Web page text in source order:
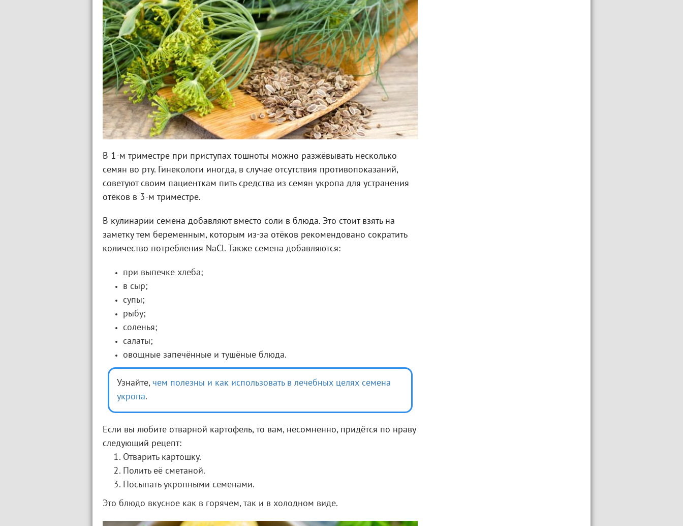
В 1-м триместре при приступах тошноты можно разжёвывать несколько
семян во рту. Гинекологи иногда, в случае отсутствия противопоказаний,
советуют своим пациенткам пить средства из семян укропа для устранения
отёков в 3-м триместре.
В кулинарии семена добавляют вместо соли в блюда. Это стоит взять на
заметку тем беременным, которым из-за отёков рекомендовано сократить
количество потребления NaCl. Также семена добавляются:
при выпечке хлеба;
в сыр;
супы;
рыбу;
соленья;
салаты;
овощные запечённые и тушёные блюда.
Узнайте, чем полезны и как использовать в лечебных целях семена
укропа.
Если вы любите отварной картофель, то вам, несомненно, придётся по нраву
следующий рецепт:
Отварить картошку.
Полить её сметаной.
Посыпать укропными семенами.
Это блюдо вкусное как в горячем, так и в холодном виде.